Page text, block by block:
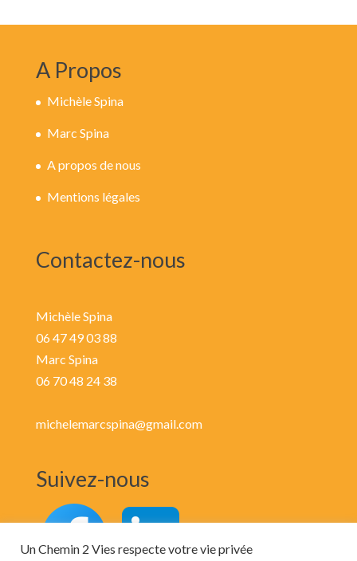
A Propos
Michèle Spina
Marc Spina
A propos de nous
Mentions légales
Contactez-nous
Michèle Spina
06 47 49 03 88
Marc Spina
06 70 48 24 38
michelemarcspina@gmail.com
Suivez-nous
Un Chemin 2 Vies respecte votre vie privée